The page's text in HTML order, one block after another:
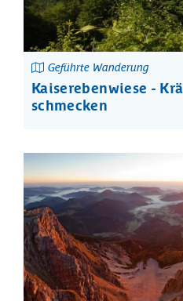
Geführte Wanderung
Kaiserebenwiese -
schmecken